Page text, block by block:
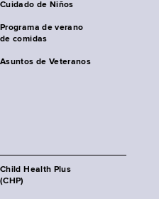
Cuidado de Niños
Programa de verano
de comidas
Asuntos de Veteranos
Child Health Plus
(CHP)